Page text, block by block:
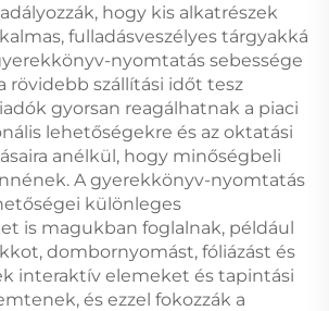
hogy kis alkatrészek
fulladásveszélyes tárgyakká
nyomtatás sebessége
rövidebb szállítási időt tesz
gyorsan reagálhatnak a piaci
lehetőségekre és az oktatási
anélkül, hogy minőségbeli
A gyerekkönyv-nyomtatás
különleges
is magukban foglalnak, például
dombornyomást, fóliázást és
interaktív elemeket és tapintási
és ezzel fokozzák a